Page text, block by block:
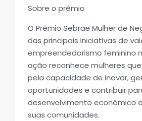
Sobre o prêmio
O Prêmio Sebrae Mulher de
das principais iniciativas de
empreendedorismo feminino
ação reconhece mulheres
pela capacidade de inovar,
oportunidades e contribuir
desenvolvimento econômico
suas comunidades.